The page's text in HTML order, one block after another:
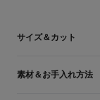
サイズ＆カット
サイズ： UNISEX
素材＆お手入れ方法